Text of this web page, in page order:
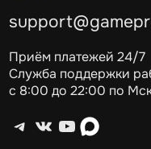
Приём платежей 24/7
Служба поддержки
с 8:00 до 22:00 по
Telegram ВКонтакте YouTube max